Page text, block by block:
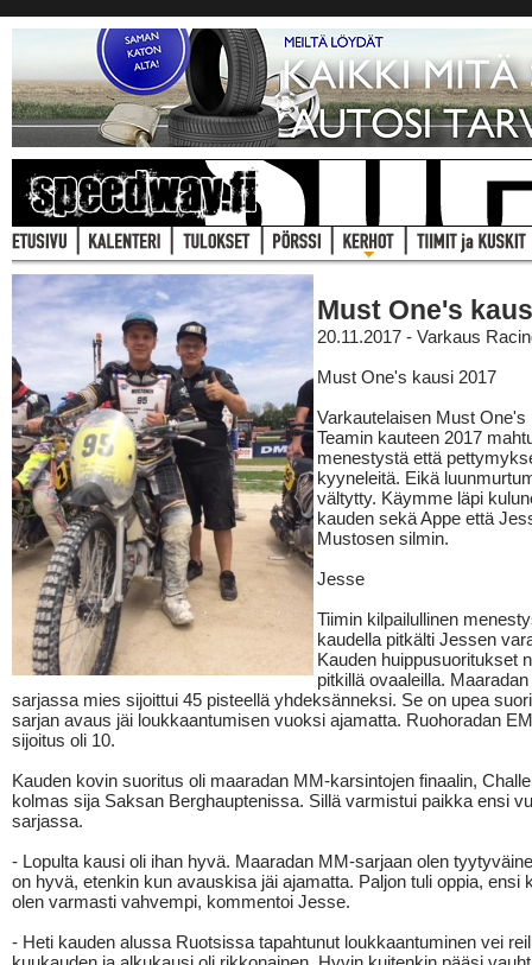
Must One's
20.11.2017 - Varkaus
Must One's kausi 2017
Varkautelaisen Must One's
Teamin kauteen 2017
menestystä että
kyyneleitä. Eikä
vältytty. Käymme läpi
kauden sekä Appe että
Mustosen silmin.
Jesse
Tiimin kilpailullinen
kaudella pitkälti Jessen
Kauden huippusuoritukset
pitkillä ovaaleilla.
sarjassa mies sijoittui 45 pisteellä yhdeksänneksi. Se on upea
sarjan avaus jäi loukkaantumisen vuoksi ajamatta. Ruohoradan
sijoitus oli 10.
Kauden kovin suoritus oli maaradan MM-karsintojen finaalin,
kolmas sija Saksan Berghauptenissa. Sillä varmistui paikka ensi
sarjassa.
- Lopulta kausi oli ihan hyvä. Maaradan MM-sarjaan olen
on hyvä, etenkin kun avauskisa jäi ajamatta. Paljon tuli oppia, ensi
olen varmasti vahvempi, kommentoi Jesse.
- Heti kauden alussa Ruotsissa tapahtunut loukkaantuminen vei